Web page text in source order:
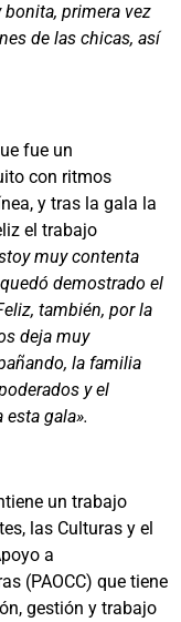
bonita, primera vez
de las chicas, así
fue un
con ritmos
y tras la gala la
el trabajo
muy contenta
demostrado el
también, por la
deja muy
la familia
y el
gala».
un trabajo
las Culturas y el
a
(PAOCC) que tiene
gestión y trabajo